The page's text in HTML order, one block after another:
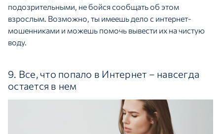
подозрительными, не бойся сообщать об этом
взрослым. Возможно, ты имеешь дело с интернет-
мошенниками и можешь помочь вывести их на чистую
воду.
9. Все, что попало в Интернет – навсегда
остается в нем